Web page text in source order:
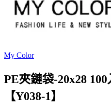
My Color
PE夾鏈袋-20x28
【Y038-1】